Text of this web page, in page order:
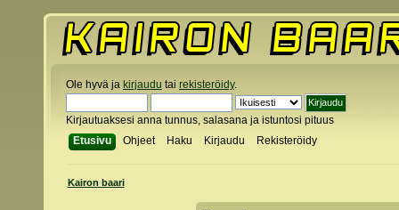
Ole hyvä ja kirjaudu tai rekisteröidy.
Kirjautuaksesi anna tunnus, salasana ja istuntosi pituus
Etusivu
Ohjeet Haku Kirjaudu Rekisteröidy
Kairon baari